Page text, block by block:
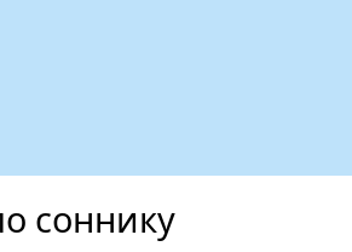
соннику